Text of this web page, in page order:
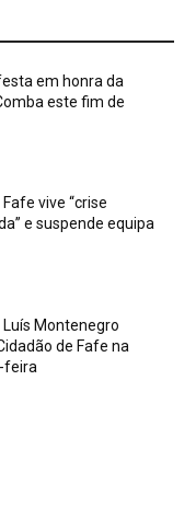
em honra da
este fim de
vive “crise
e suspende equipa
Montenegro
de Fafe na
feira